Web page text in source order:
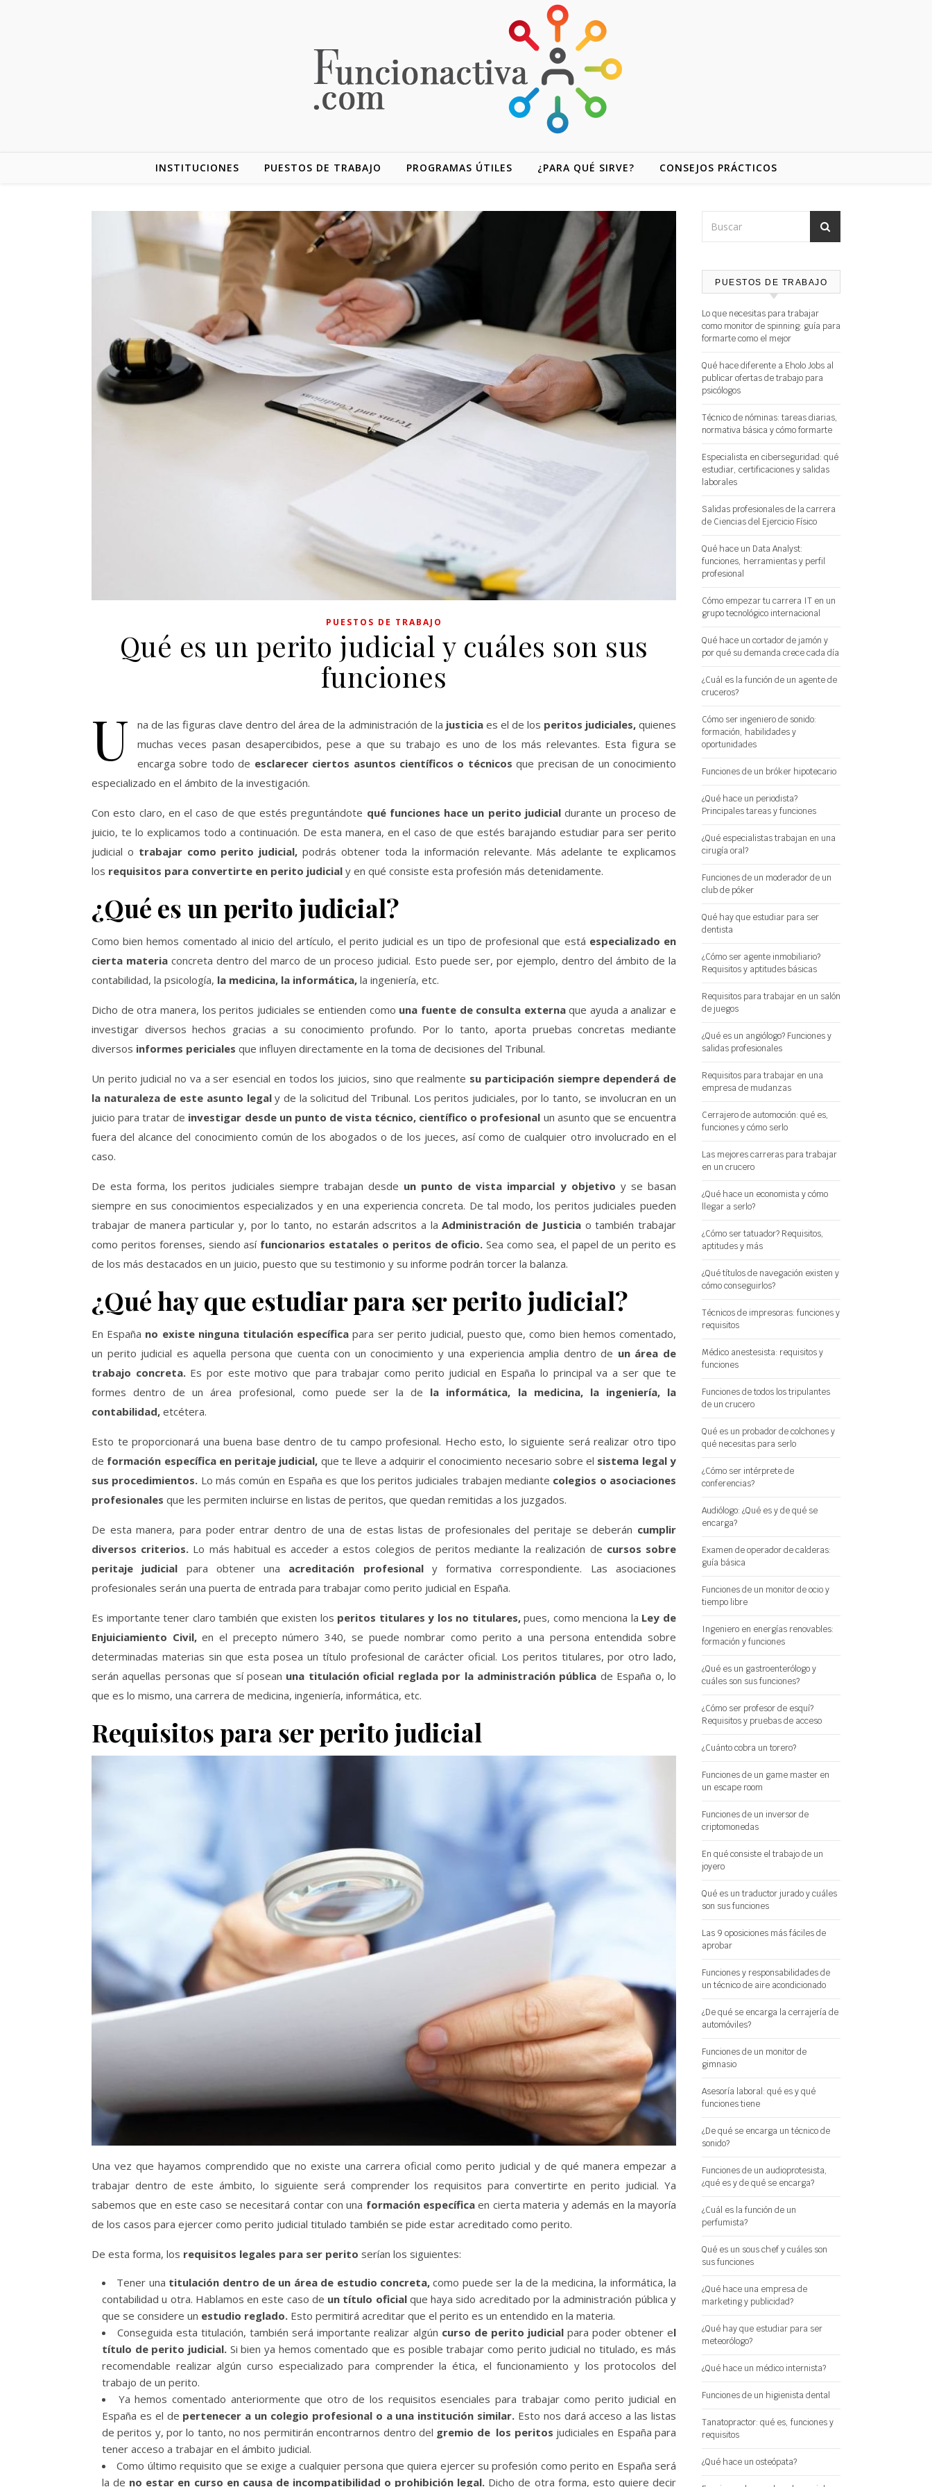
INSTITUCIONES PUESTOS DE TRABAJO PROGRAMAS ÚTILES ¿PARA QUÉ SIRVE? CONSEJOS PRÁCTICOS
PUESTOS DE TRABAJO
Qué es un perito judicial y cuáles son sus
funciones
U na de las figuras clave dentro del área de la administración de la justicia es el de los peritos judiciales,quienes
muchas veces pasan desapercibidos, pese a que su trabajo es uno de los más relevantes. Esta figura se
encarga sobre todo de esclarecer ciertos asuntos científicos o técnicos que precisan de un conocimiento
especializado en el ámbito de la investigación.
Con esto claro, en el caso de que estés preguntándote qué funciones hace un perito judicialdurante un proceso de
juicio, te lo explicamos todo a continuación. De esta manera, en el caso de que estés barajando estudiar para ser perito
judicial o trabajar como perito judicial,podrás obtener toda la información relevante. Más adelante te explicamos
los requisitos para convertirte en perito judicial y en qué consiste esta profesión más detenidamente.
¿Qué es un perito judicial?
Como bien hemos comentado al inicio del artículo, el perito judicial es un tipo de profesional que está especializado en
cierta materiaconcreta dentro del marco de un proceso judicial. Esto puede ser, por ejemplo, dentro del ámbito de la
contabilidad, la psicología, la medicina, la informática, la ingeniería, etc.
Dicho de otra manera, los peritos judiciales se entienden como una fuente de consulta externaque ayuda a analizar e
investigar diversos hechos gracias a su conocimiento profundo. Por lo tanto, aporta pruebas concretas mediante
diversos informes periciales que influyen directamente en la toma de decisiones del Tribunal.
Un perito judicial no va a ser esencial en todos los juicios, sino que realmente su participación siempre dependerá de
la naturaleza de este asunto legaly de la solicitud del Tribunal. Los peritos judiciales, por lo tanto, se involucran en un
juicio para tratar de investigar desde un punto de vista técnico, científico o profesional un asunto que se encuentra
fuera del alcance del conocimiento común de los abogados o de los jueces, así como de cualquier otro involucrado en el
caso.
De esta forma, los peritos judiciales siempre trabajan desde un punto de vista imparcial y objetivo y se basan
siempre en sus conocimientos especializados y en una experiencia concreta. De tal modo, los peritos judiciales pueden
trabajar de manera particular y, por lo tanto, no estarán adscritos a laAdministración de Justiciao también trabajar
como peritos forenses, siendo asífuncionarios estatales o peritos de oficio.Sea como sea, el papel de un perito es
de los más destacados en un juicio, puesto que su testimonio y su informe podrán torcer la balanza.
¿Qué hay que estudiar para ser perito judicial?
En España no existe ninguna titulación específica para ser perito judicial, puesto que, como bien hemos comentado,
un perito judicial es aquella persona que cuenta con un conocimiento y una experiencia amplia dentro de un área de
trabajo concreta.Es por este motivo que para trabajar como perito judicial en España lo principal va a ser que te
formes dentro de un área profesional, como puede ser la de la informática, la medicina, la ingeniería, la
contabilidad, etcétera.
Esto te proporcionará una buena base dentro de tu campo profesional. Hecho esto, lo siguiente será realizar otro tipo
de formación específica en peritaje judicial, que te lleve a adquirir el conocimiento necesario sobre el sistema legal y
sus procedimientos. Lo más común en España es que los peritos judiciales trabajen mediante colegios o asociaciones
profesionales que les permiten incluirse en listas de peritos, que quedan remitidas a los juzgados.
De esta manera, para poder entrar dentro de una de estas listas de profesionales del peritaje se deberán cumplir
diversos criterios. Lo más habitual es acceder a estos colegios de peritos mediante la realización de cursos sobre
peritaje judicial para obtener una acreditación profesional y formativa correspondiente. Las asociaciones
profesionales serán una puerta de entrada para trabajar como perito judicial en España.
Es importante tener claro también que existen los peritos titulares y los no titulares,pues, como menciona la Ley de
Enjuiciamiento Civil,en el precepto número 340, se puede nombrar como perito a una persona entendida sobre
determinadas materias sin que esta posea un título profesional de carácter oficial. Los peritos titulares, por otro lado,
serán aquellas personas que sí posean una titulación oficial reglada por la administración pública de España o, lo
que es lo mismo, una carrera de medicina, ingeniería, informática, etc.
Requisitos para ser perito judicial
Una vez que hayamos comprendido que no existe una carrera oficial como perito judicial y de qué manera empezar a
trabajar dentro de este ámbito, lo siguiente será comprender los requisitos para convertirte en perito judicial. Ya
sabemos que en este caso se necesitará contar con una formación específica en cierta materia y además en la mayoría
de los casos para ejercer como perito judicial titulado también se pide estar acreditado como perito.
De esta forma, los requisitos legales para ser perito serían los siguientes:
Tener una titulación dentro de un área de estudio concreta,como puede ser la de la medicina, la informática, la
contabilidad u otra. Hablamos en este caso de un título oficialque haya sido acreditado por la administración pública y
que se considere un estudio reglado. Esto permitirá acreditar que el perito es un entendido en la materia.
Conseguida esta titulación, también será importante realizar algún curso de perito judicial para poder obtener el
título de perito judicial. Si bien ya hemos comentado que es posible trabajar como perito judicial no titulado, es más
recomendable realizar algún curso especializado para comprender la ética, el funcionamiento y los protocolos del
trabajo de un perito.
Ya hemos comentado anteriormente que otro de los requisitos esenciales para trabajar como perito judicial en
España es el de pertenecer a un colegio profesional o a una institución similar. Esto nos dará acceso a las listas
de peritos y, por lo tanto, no nos permitirán encontrarnos dentro del gremio de los peritos judiciales en España para
tener acceso a trabajar en el ámbito judicial.
Como último requisito que se exige a cualquier persona que quiera ejercer su profesión como perito en España será
la de no estar en curso en causa de incompatibilidad o prohibición legal. Dicho de otra forma, esto quiere decir
PUESTOS DE TRABAJO
Lo que necesitas para trabajar
como monitor de spinning: guía para
formarte como el mejor
Qué hace diferente a Eholo Jobs al
publicar ofertas de trabajo para
psicólogos
Técnico de nóminas: tareas diarias,
normativa básica y cómo formarte
Especialista en ciberseguridad: qué
estudiar, certificaciones y salidas
laborales
Salidas profesionales de la carrera
de Ciencias del Ejercicio Físico
Qué hace un Data Analyst:
funciones, herramientas y perfil
profesional
Cómo empezar tu carrera IT en un
grupo tecnológico internacional
Qué hace un cortador de jamón y
por qué su demanda crece cada día
¿Cuál es la función de un agente de
cruceros?
Cómo ser ingeniero de sonido:
formación, habilidades y
oportunidades
Funciones de un bróker hipotecario
¿Qué hace un periodista?
Principales tareas y funciones
¿Qué especialistas trabajan en una
cirugía oral?
Funciones de un moderador de un
club de póker
Qué hay que estudiar para ser
dentista
¿Cómo ser agente inmobiliario?
Requisitos y aptitudes básicas
Requisitos para trabajar en un salón
de juegos
¿Qué es un angiólogo? Funciones y
salidas profesionales
Requisitos para trabajar en una
empresa de mudanzas
Cerrajero de automoción: qué es,
funciones y cómo serlo
Las mejores carreras para trabajar
en un crucero
¿Qué hace un economista y cómo
llegar a serlo?
¿Cómo ser tatuador? Requisitos,
aptitudes y más
¿Qué títulos de navegación existen y
cómo conseguirlos?
Técnicos de impresoras: funciones y
requisitos
Médico anestesista: requisitos y
funciones
Funciones de todos los tripulantes
de un crucero
Qué es un probador de colchones y
qué necesitas para serlo
¿Cómo ser intérprete de
conferencias?
Audiólogo: ¿Qué es y de qué se
encarga?
Examen de operador de calderas:
guía básica
Funciones de un monitor de ocio y
tiempo libre
Ingeniero en energías renovables:
formación y funciones
¿Qué es un gastroenterólogo y
cuáles son sus funciones?
¿Cómo ser profesor de esquí?
Requisitos y pruebas de acceso
¿Cuánto cobra un torero?
Funciones de un game master en
un escape room
Funciones de un inversor de
criptomonedas
En qué consiste el trabajo de un
joyero
Qué es un traductor jurado y cuáles
son sus funciones
Las 9 oposiciones más fáciles de
aprobar
Funciones y responsabilidades de
un técnico de aire acondicionado
¿De qué se encarga la cerrajería de
automóviles?
Funciones de un monitor de
gimnasio
Asesoría laboral: qué es y qué
funciones tiene
¿De qué se encarga un técnico de
sonido?
Funciones de un audioprotesista,
¿qué es y de qué se encarga?
¿Cuál es la función de un
perfumista?
Qué es un sous chef y cuáles son
sus funciones
¿Qué hace una empresa de
marketing y publicidad?
¿Qué hay que estudiar para ser
meteorólogo?
¿Qué hace un médico internista?
Funciones de un higienista dental
Tanatopractor: qué es, funciones y
requisitos
¿Qué hace un osteópata?